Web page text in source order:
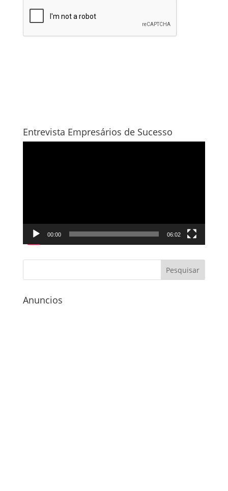
Entrevista Empresários de Sucesso
00:00 06:02
Anuncios